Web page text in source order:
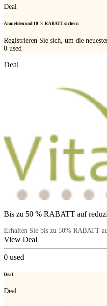
Deal
Anmelden und 10 % RABATT sichern
Registrieren Sie sich, um die
0 used
Deal
Bis zu 50 % RABATT auf
Erhalten Sie bis zu 50% RABATT
View Deal
0 used
Deal
Deal